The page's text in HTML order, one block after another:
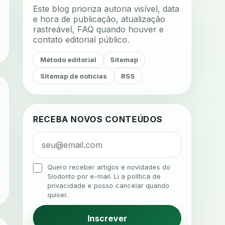
acustica acustica clinica
adesao adesao ao tratamento
adesao odontologica
adesao tratamento
agenda inteligente
agenda odontologica
agendamento
agendamento digital
agendamento inteligente
Este blog prioriza autoria visível, data
e hora de publicação, atualização
rastreável, FAQ quando houver e
contato editorial público.
Método editorial Sitemap
Sitemap de notícias RSS
RECEBA NOVOS CONTEÚDOS
Quero receber artigos e novidades do
Siodonto por e-mail. Li a política de
privacidade e posso cancelar quando
quiser.
Inscrever